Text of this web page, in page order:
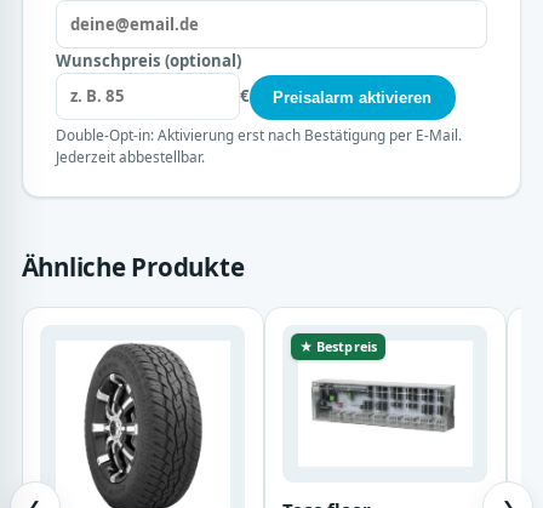
Wunschpreis (optional)
€
Preisalarm aktivieren
Double-Opt-in: Aktivierung erst nach Bestätigung per E-Mail.
Jederzeit abbestellbar.
Ähnliche Produkte
★ Bestpreis